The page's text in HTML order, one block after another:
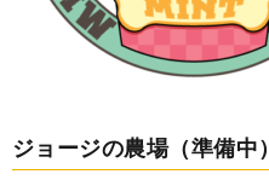
ジョージの農場（準備中）